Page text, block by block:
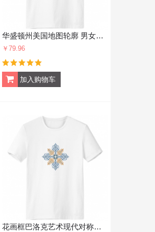
华盛顿州美国地图轮廓 男女白色短袖T恤创意纪念衫个性T恤衫礼物
￥79.96
花画框巴洛克艺术现代对称重复图案 男女白色短袖T恤创意纪念衫个性T恤衫礼物